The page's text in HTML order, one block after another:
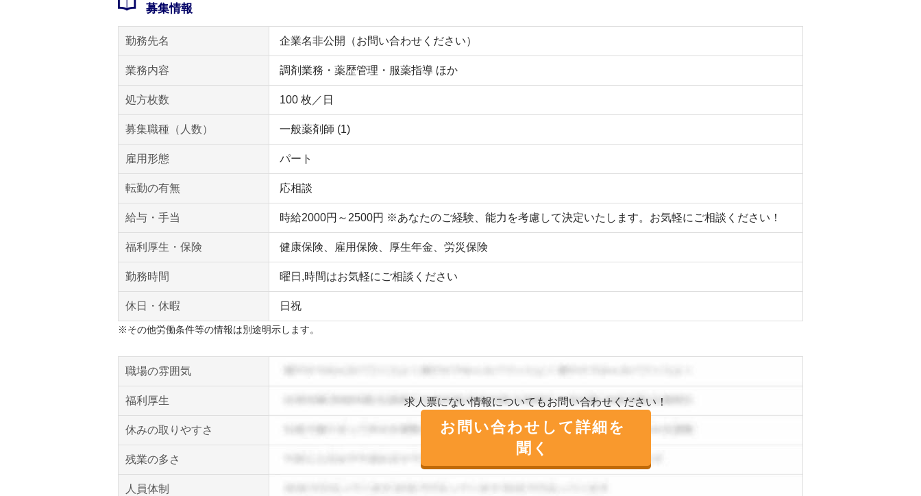
募集情報
勤務先名 企業名非公開（お問い合わせください）
業務内容 調剤業務・薬歴管理・服薬指導 ほか
処方枚数 100 枚／日
募集職種（人数） 一般薬剤師 (1)
雇用形態 パート
転勤の有無 応相談
給与・手当 時給2000円～2500円 ※あなたのご経験、能力を考慮して決定いたします。お気軽にご相談ください！
福利厚生・保険 健康保険、雇用保険、厚生年金、労災保険
勤務時間 曜日,時間はお気軽にご相談ください
休日・休暇 日祝
※その他労働条件等の情報は別途明示します。
職場の雰囲気
求人票にない情報についてもお問い合わせください！
お問い合わせして詳細を
聞く
福利厚生
休みの取りやすさ
残業の多さ
人員体制